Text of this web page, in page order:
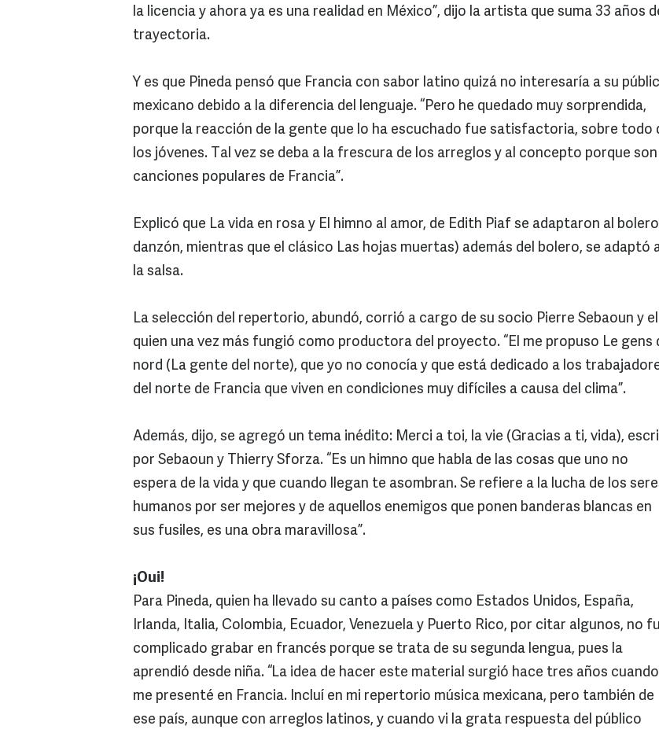
la licencia y ahora ya es una realidad en México”, dijo la artista que suma 33 años
trayectoria.
Y es que Pineda pensó que Francia con sabor latino quizá no interesaría a su
mexicano debido a la diferencia del lenguaje. “Pero he quedado muy sorprendida,
porque la reacción de la gente que lo ha escuchado fue satisfactoria, sobre todo
los jóvenes. Tal vez se deba a la frescura de los arreglos y al concepto porque son
canciones populares de Francia”.
Explicó que La vida en rosa y El himno al amor, de Edith Piaf se adaptaron al
danzón, mientras que el clásico Las hojas muertas) además del bolero, se adaptó
la salsa.
La selección del repertorio, abundó, corrió a cargo de su socio Pierre Sebaoun y
quien una vez más fungió como productora del proyecto. “El me propuso Le gens
nord (La gente del norte), que yo no conocía y que está dedicado a los
del norte de Francia que viven en condiciones muy difíciles a causa del clima”.
Además, dijo, se agregó un tema inédito: Merci a toi, la vie (Gracias a ti, vida),
por Sebaoun y Thierry Sforza. “Es un himno que habla de las cosas que uno no
espera de la vida y que cuando llegan te asombran. Se refiere a la lucha de los
humanos por ser mejores y de aquellos enemigos que ponen banderas blancas en
sus fusiles, es una obra maravillosa”.
¡Oui!
Para Pineda, quien ha llevado su canto a países como Estados Unidos, España,
Irlanda, Italia, Colombia, Ecuador, Venezuela y Puerto Rico, por citar algunos, no
complicado grabar en francés porque se trata de su segunda lengua, pues la
aprendió desde niña. “La idea de hacer este material surgió hace tres años cuando
me presenté en Francia. Incluí en mi repertorio música mexicana, pero también de
ese país, aunque con arreglos latinos, y cuando vi la grata respuesta del público